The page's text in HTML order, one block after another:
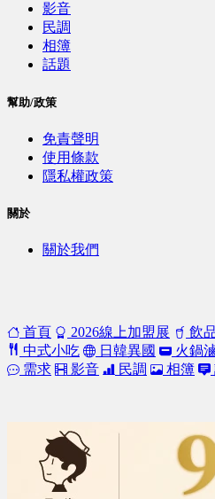
影音
民調
相簿
話題
幫助/政策
免責聲明
使用條款
隱私權政策
關於
關於我們
首頁 2026線上加盟展 飲
中式小吃
日韓異國 火鍋
需求
影音 民調 相簿